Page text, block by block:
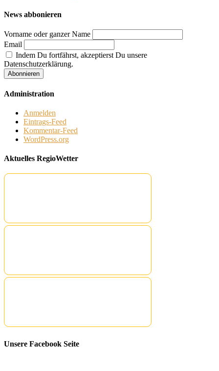
News abbonieren
Vorname oder ganzer Name
Email
Indem Du fortfährst, akzeptierst Du unsere
Datenschutzerklärung.
Administration
Anmelden
Eintrags-Feed
Kommentar-Feed
WordPress.org
Aktuelles RegioWetter
Unsere Facebook Seite